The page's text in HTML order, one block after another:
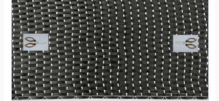
har
flere
varianter.
Dette
alternativet
kan
velges
på